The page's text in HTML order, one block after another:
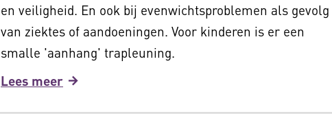
en veiligheid. En ook bij evenwichtsproblemen als gevolg
van ziektes of aandoeningen. Voor kinderen is er een
smalle 'aanhang' trapleuning.
Lees meer